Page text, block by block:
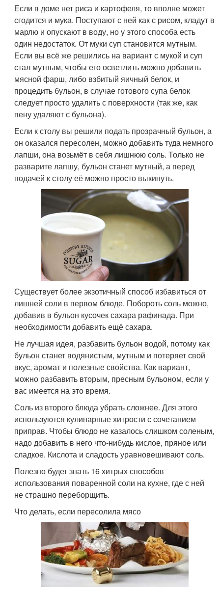
Если в доме нет риса и картофеля, то вполне может
сгодится и мука. Поступают с ней как с рисом, кладут в
марлю и опускают в воду, но у этого способа есть
один недостаток. От муки суп становится мутным.
Если вы всё же решились на вариант с мукой и суп
стал мутным, чтобы его осветлить можно добавить
мясной фарш, либо взбитый яичный белок, и
процедить бульон, в случае готового супа белок
следует просто удалить с поверхности (так же, как
пену удаляют с бульона).
Если к столу вы решили подать прозрачный бульон, а
он оказался пересолен, можно добавить туда немного
лапши, она возьмёт в себя лишнюю соль. Только не
разварите лапшу, бульон станет мутный, а перед
подачей к столу её можно просто выкинуть.
Существует более экзотичный способ избавиться от
лишней соли в первом блюде. Побороть соль можно,
добавив в бульон кусочек сахара рафинада. При
необходимости добавить ещё сахара.
Не лучшая идея, разбавить бульон водой, потому как
бульон станет водянистым, мутным и потеряет свой
вкус, аромат и полезные свойства. Как вариант,
можно разбавить вторым, пресным бульоном, если у
вас имеется на это время.
Соль из второго блюда убрать сложнее. Для этого
используются кулинарные хитрости с сочетанием
приправ. Чтобы блюдо не казалось слишком соленым,
надо добавить в него что-нибудь кислое, пряное или
сладкое. Кислота и сладость уравновешивают соль.
Полезно будет знать 16 хитрых способов
использования поваренной соли на кухне, где с ней
не страшно переборщить.
Что делать, если пересолила мясо